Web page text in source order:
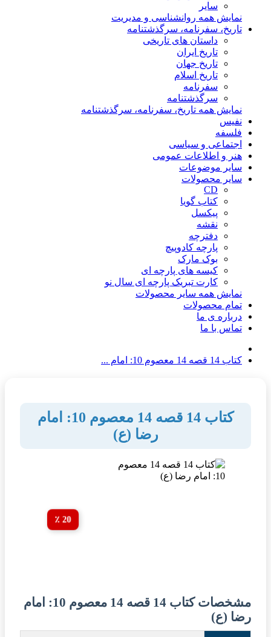
سایر
نمایش همه روانشناسی و مدیریت
تاریخ، سفرنامه، سرگذشتنامه
داستان های تاریخی
تاریخ ایران
تاریخ جهان
تاریخ اسلام
سفرنامه
سرگذشتنامه
نمایش همه تاریخ، سفرنامه، سرگذشتنامه
نفیس
فلسفه
اجتماعی و سیاسی
هنر و اطلاعات عمومی
سایر موضوعات
سایر محصولات
CD
کتاب گویا
پیکسل
نقشه
دفترچه
پارچه کادوپیچ
بوک مارک
کیسه های پارچه ای
کارت تبریک پارچه ای سال نو
نمایش همه سایر محصولات
تمام محصولات
درباره ی ما
تماس با ما
کتاب 14 قصه 14 معصوم 10: امام ...
کتاب 14 قصه 14 معصوم 10: امام
رضا (ع)
20 ٪
مشخصات کتاب 14 قصه 14 معصوم 10: امام
رضا (ع)